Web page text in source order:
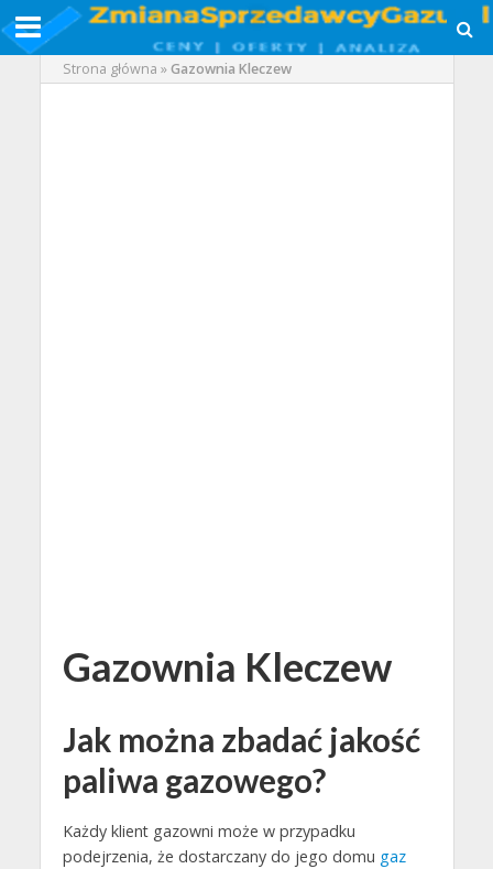
Strona główna »Gazownia Kleczew
Gazownia Kleczew
Jak można zbadać jakość
paliwa gazowego?
Każdy klient gazowni może w przypadku
podejrzenia, że dostarczany do jego domu gaz